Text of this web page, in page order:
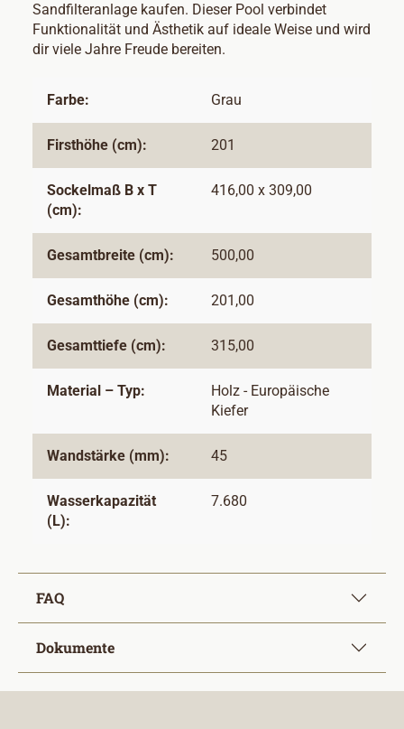
Sandfilteranlage kaufen. Dieser Pool verbindet
Funktionalität und Ästhetik auf ideale Weise und wird
dir viele Jahre Freude bereiten.
Farbe: Grau
Firsthöhe (cm): 201
Sockelmaß B x T
(cm):
416,00 x 309,00
Gesamtbreite (cm): 500,00
Gesamthöhe (cm): 201,00
Gesamttiefe (cm): 315,00
Material – Typ:
Holz - Europäische
Kiefer
Wandstärke (mm): 45
Wasserkapazität
(L):
7.680
FAQ
Dokumente